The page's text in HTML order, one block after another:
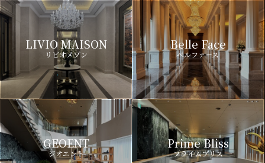
LIVIO MAISON
リビオメゾン
Belle Face
ベルファース
GEOENT
ジオエント
Prime Bliss
プライムブリス